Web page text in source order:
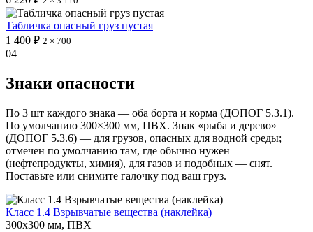
Табличка опасный груз пустая
1 400 ₽ 2 × 700
04
Знаки опасности
По 3 шт каждого знака — оба борта и корма (ДОПОГ 5.3.1).
По умолчанию 300×300 мм, ПВХ. Знак «рыба и дерево»
(ДОПОГ 5.3.6) — для грузов, опасных для водной среды;
отмечен по умолчанию там, где обычно нужен
(нефтепродукты, химия), для газов и подобных — снят.
Поставьте или снимите галочку под ваш груз.
Класс 1.4 Взрывчатые вещества (наклейка)
300х300 мм, ПВХ